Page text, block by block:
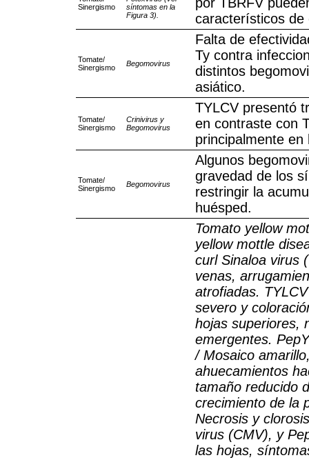
Sinergismo
síntomas en la
Figura 3).
característicos de
Tomate/
Sinergismo
Begomovirus
Falta de
Ty contra
distintos
asiático.
Tomate/
Sinergismo
Crinivirus y
Begomovirus
TYLCV presentó
en contraste con
principalmente
Tomate/
Sinergismo
Begomovirus
Algunos
gravedad de los
restringir la
huésped.
Tomato yellow
yellow mottle
curl Sinaloa virus
venas,
atrofiadas.
severo y
hojas superiores,
emergentes.
/ Mosaico
ahuecamientos
tamaño reducido
crecimiento de la
Necrosis y
virus (CMV), y
las hojas,